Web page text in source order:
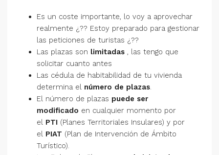
Es un coste importante, lo voy a aprovechar
realmente ¿?? Estoy preparado para gestionar
las peticiones de turistas ¿??
Las plazas son limitadas , las tengo que
solicitar cuanto antes
Las cédula de habitabilidad de tu vivienda
determina el número de plazas.
El número de plazas puede ser
modificado en cualquier momento por
el PTI (Planes Territoriales Insulares) y por
el PIAT (Plan de Intervención de Ámbito
Turístico).